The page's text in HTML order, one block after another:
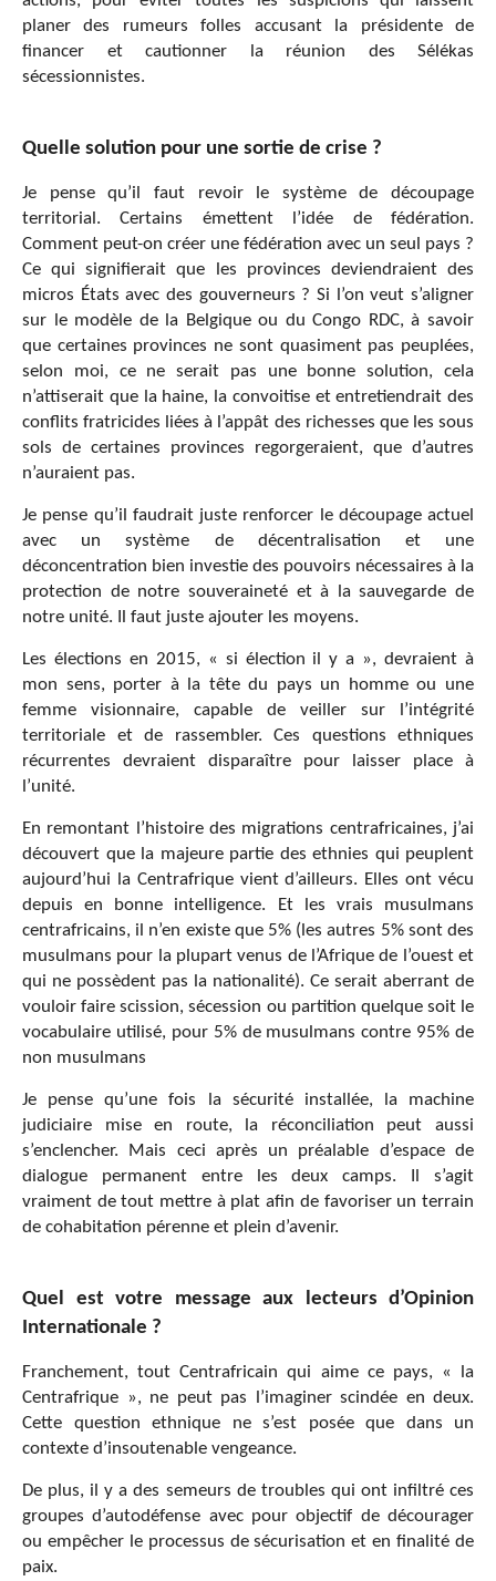
planer des rumeurs folles accusant la présidente de
financer et cautionner la réunion des Sélékas
sécessionnistes.
Quelle solution pour une sortie de crise ?
Je pense qu’il faut revoir le système de découpage
territorial. Certains émettent l’idée de fédération.
Comment peut-on créer une fédération avec un seul pays ?
Ce qui signifierait que les provinces deviendraient des
micros États avec des gouverneurs ? Si l’on veut s’aligner
sur le modèle de la Belgique ou du Congo RDC, à savoir
que certaines provinces ne sont quasiment pas peuplées,
selon moi, ce ne serait pas une bonne solution, cela
n’attiserait que la haine, la convoitise et entretiendrait des
conflits fratricides liées à l’appât des richesses que les sous
sols de certaines provinces regorgeraient, que d’autres
n’auraient pas.
Je pense qu’il faudrait juste renforcer le découpage actuel
avec un système de décentralisation et une
déconcentration bien investie des pouvoirs nécessaires à la
protection de notre souveraineté et à la sauvegarde de
notre unité. Il faut juste ajouter les moyens.
Les élections en 2015, « si élection il y a », devraient à
mon sens, porter à la tête du pays un homme ou une
femme visionnaire, capable de veiller sur l’intégrité
territoriale et de rassembler. Ces questions ethniques
récurrentes devraient disparaître pour laisser place à
l’unité.
En remontant l’histoire des migrations centrafricaines, j’ai
découvert que la majeure partie des ethnies qui peuplent
aujourd’hui la Centrafrique vient d’ailleurs. Elles ont vécu
depuis en bonne intelligence. Et les vrais musulmans
centrafricains, il n’en existe que 5% (les autres 5% sont des
musulmans pour la plupart venus de l’Afrique de l’ouest et
qui ne possèdent pas la nationalité). Ce serait aberrant de
vouloir faire scission, sécession ou partition quelque soit le
vocabulaire utilisé, pour 5% de musulmans contre 95% de
non musulmans
Je pense qu’une fois la sécurité installée, la machine
judiciaire mise en route, la réconciliation peut aussi
s’enclencher. Mais ceci après un préalable d’espace de
dialogue permanent entre les deux camps. Il s’agit
vraiment de tout mettre à plat afin de favoriser un terrain
de cohabitation pérenne et plein d’avenir.
Quel est votre message aux lecteurs d’Opinion
Internationale ?
Franchement, tout Centrafricain qui aime ce pays, « la
Centrafrique », ne peut pas l’imaginer scindée en deux.
Cette question ethnique ne s’est posée que dans un
contexte d’insoutenable vengeance.
De plus, il y a des semeurs de troubles qui ont infiltré ces
groupes d’autodéfense avec pour objectif de décourager
ou empêcher le processus de sécurisation et en finalité de
paix.